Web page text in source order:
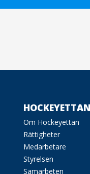
HOCKEYETTAN
Om Hockeyettan
Rättigheter
Medarbetare
Styrelsen
Samarbeten